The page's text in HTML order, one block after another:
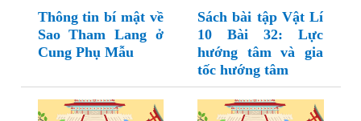
Thông tin bí mật về
Sao Tham Lang ở
Cung Phụ Mẫu
Sách bài tập Vật Lí
10 Bài 32: Lực
hướng tâm và gia
tốc hướng tâm